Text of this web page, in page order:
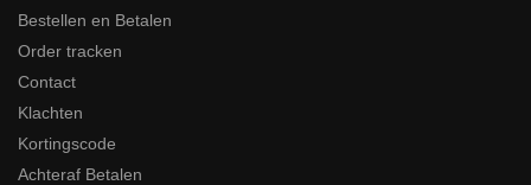
Bestellen en Betalen
Order tracken
Contact
Klachten
Kortingscode
Achteraf Betalen